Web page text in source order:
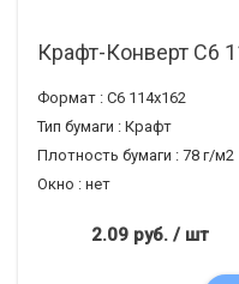
Крафт-Конверт С6
Формат : С6 114х162
Тип бумаги : Крафт
Плотность бумаги : 78 г/м2
Окно : нет
2.09 руб./ шт